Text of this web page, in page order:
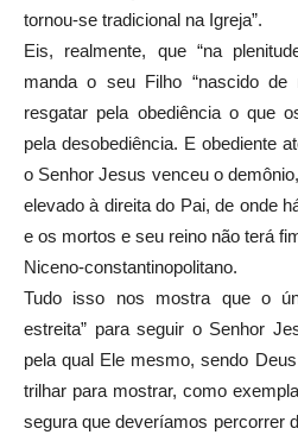
tornou-se tradicional na Igreja”.
Eis, realmente, que “na
manda o seu Filho “nascido
resgatar pela obediência o que
pela desobediência. E obediente
o Senhor Jesus venceu o
elevado à direita do Pai, de onde
e os mortos e seu reino não terá
Niceno-constantinopolitano.
Tudo isso nos mostra que o
estreita” para seguir o Senhor
pela qual Ele mesmo, sendo
trilhar para mostrar, como
segura que deveríamos percorrer